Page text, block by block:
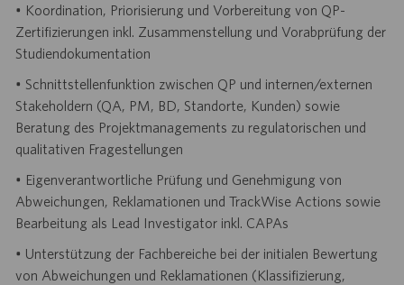
• Koordination, Priorisierung und Vorbereitung von QP-
Zertifizierungen inkl. Zusammenstellung und Vorabprüfung der
Studiendokumentation
• Schnittstellenfunktion zwischen QP und internen/externen
Stakeholdern (QA, PM, BD, Standorte, Kunden) sowie
Beratung des Projektmanagements zu regulatorischen und
qualitativen Fragestellungen
• Eigenverantwortliche Prüfung und Genehmigung von
Abweichungen, Reklamationen und TrackWise Actions sowie
Bearbeitung als Lead Investigator inkl. CAPAs
• Unterstützung der Fachbereiche bei der initialen Bewertung
von Abweichungen und Reklamationen (Klassifizierung,